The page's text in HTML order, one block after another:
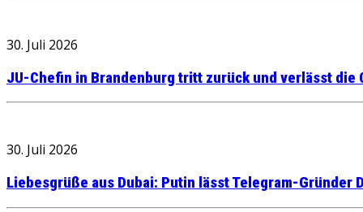
30. Juli 2026
JU-Chefin in Brandenburg tritt zurück und verlässt die
30. Juli 2026
Liebesgrüße aus Dubai: Putin lässt Telegram-Gründer